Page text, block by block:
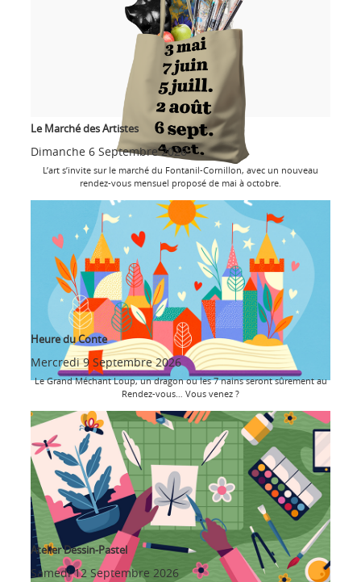
Le Marché des Artistes
Dimanche 6 Septembre 2026
L’art s’invite sur le marché du Fontanil-Cornillon, avec un nouveau
rendez-vous mensuel proposé de mai à octobre.
Heure du Conte
Mercredi 9 Septembre 2026
Le Grand Méchant Loup, un dragon ou les 7 nains seront sûrement au
Rendez-vous… Vous venez ?
Atelier Dessin-Pastel
Samedi 12 Septembre 2026